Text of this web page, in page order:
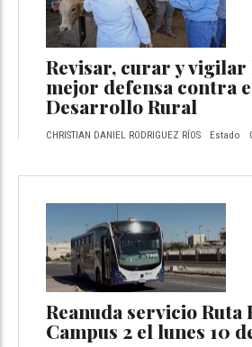
Revisar, curar y vigilar
mejor defensa contra
Desarrollo Rural
CHRISTIAN DANIEL RODRIGUEZ RÍOS Estado
Reanuda servicio Ruta
Campus 2 el lunes 10